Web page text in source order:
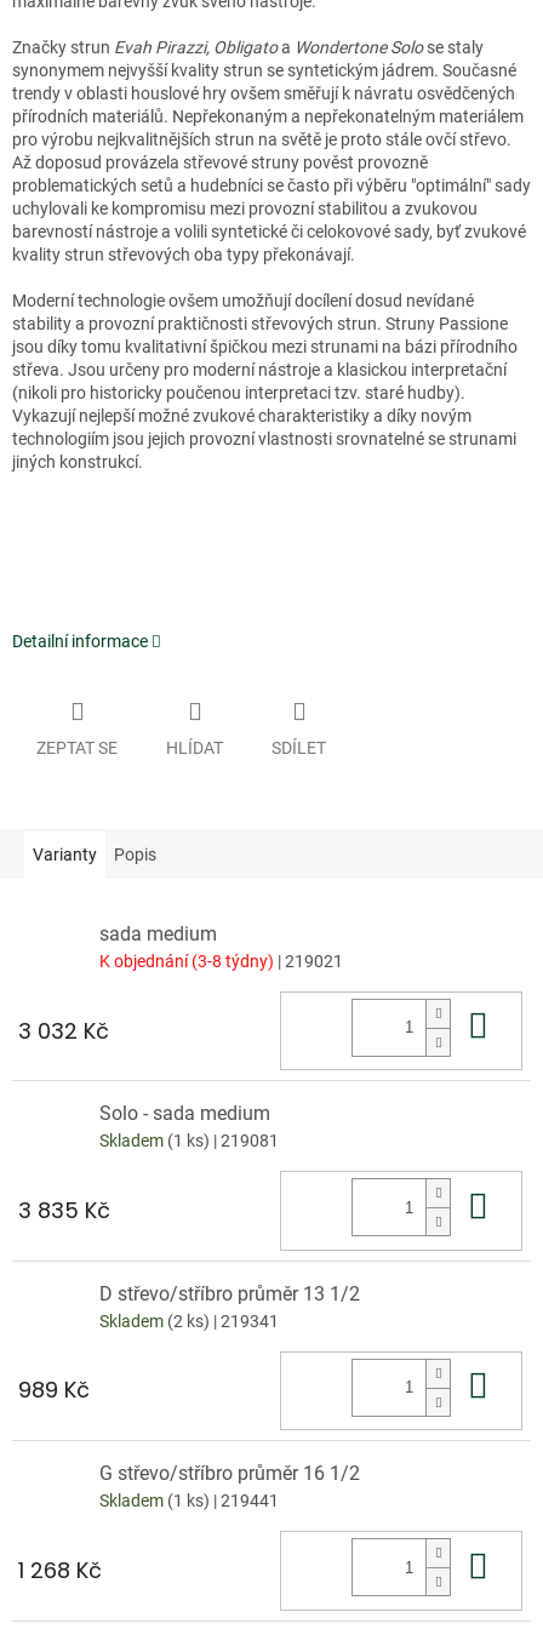
Značky strun Evah Pirazzi, Obligatoa Wondertone Solose staly
synonymem nejvyšší kvality strun se syntetickým jádrem. Současné
trendy v oblasti houslové hry ovšem směřují k návratu osvědčených
přírodních materiálů. Nepřekonaným a nepřekonatelným materiálem
pro výrobu nejkvalitnějších strun na světě je proto stále ovčí střevo.
Až doposud provázela střevové struny pověst provozně
problematických setů a hudebníci se často při výběru "optimální" sady
uchylovali ke kompromisu mezi provozní stabilitou a zvukovou
barevností nástroje a volili syntetické či celokovové sady, byť zvukové
kvality strun střevových oba typy překonávají.
Moderní technologie ovšem umožňují docílení dosud nevídané
stability a provozní praktičnosti střevových strun. Struny Passione
jsou díky tomu kvalitativní špičkou mezi strunami na bázi přírodního
střeva. Jsou určeny pro moderní nástroje a klasickou interpretační
(nikoli pro historicky poučenou interpretaci tzv. staré hudby).
Vykazují nejlepší možné zvukové charakteristiky a díky novým
technologiím jsou jejich provozní vlastnosti srovnatelné se strunami
jiných konstrukcí.
Detailní informace
ZEPTAT SE HLÍDAT SDÍLET
Varianty Popis
sada medium
K objednání (3-8 týdny) | 219021
3 032 Kč
Solo - sada medium
Skladem (1 ks) | 219081
3 835 Kč
D střevo/stříbro průměr 13 1/2
Skladem (2 ks) | 219341
989 Kč
G střevo/stříbro průměr 16 1/2
Skladem (1 ks) | 219441
1 268 Kč